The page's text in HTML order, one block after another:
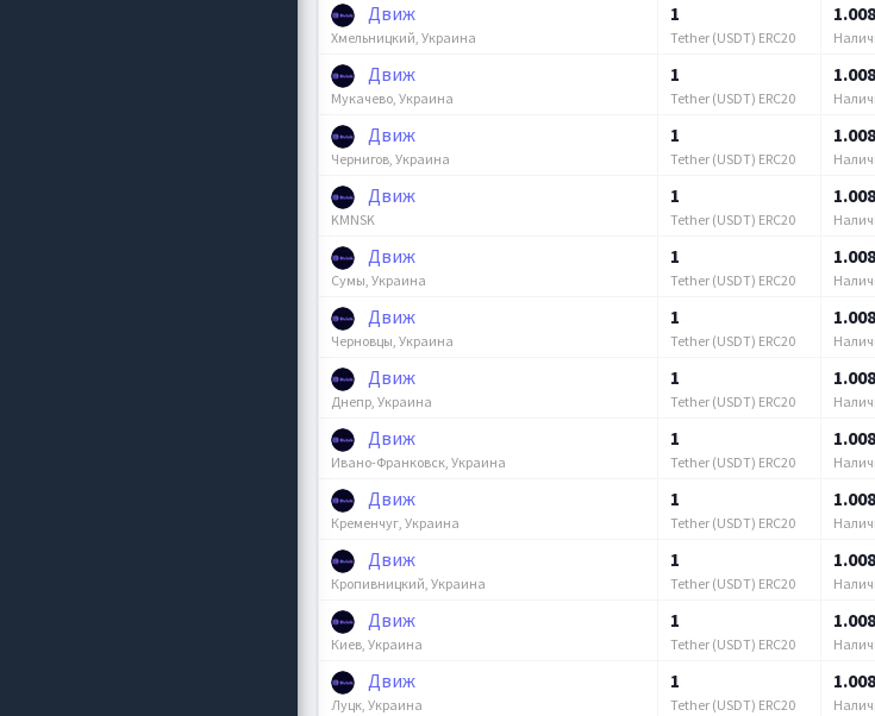
Движ
Хмельницкий, Украина
1
Tether (USDT) ERC20
Движ
Мукачево, Украина
1
Tether (USDT) ERC20
Движ
Чернигов, Украина
1
Tether (USDT) ERC20
Движ
KMNSK
1
Tether (USDT) ERC20
Движ
Сумы, Украина
1
Tether (USDT) ERC20
Движ
Черновцы, Украина
1
Tether (USDT) ERC20
Движ
Днепр, Украина
1
Tether (USDT) ERC20
Движ
Ивано-Франковск, Украина
1
Tether (USDT) ERC20
Движ
Кременчуг, Украина
1
Tether (USDT) ERC20
Движ
Кропивницкий, Украина
1
Tether (USDT) ERC20
Движ
Киев, Украина
1
Tether (USDT) ERC20
Движ
Луцк, Украина
1
Tether (USDT) ERC20